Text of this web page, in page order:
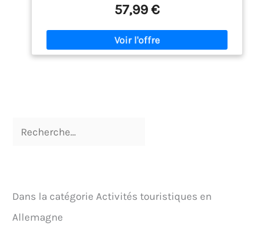
Bon ajustement: La taille a un design élastique, une
fermeture éclair et des boucles de ceinture pour un
ajustement fluide. La bascule à l'ourlet permet un
ajustement Multifonction : le pantalon extérieur
tissé extensible dans 4 directions est assez léger
pantalon de randonnée convertible Wespornow est
57,99 €
Dans la catégorie Activités touristiques en
Allemagne